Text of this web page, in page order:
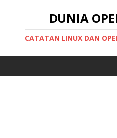
DUNIA
CATATAN LINUX DAN